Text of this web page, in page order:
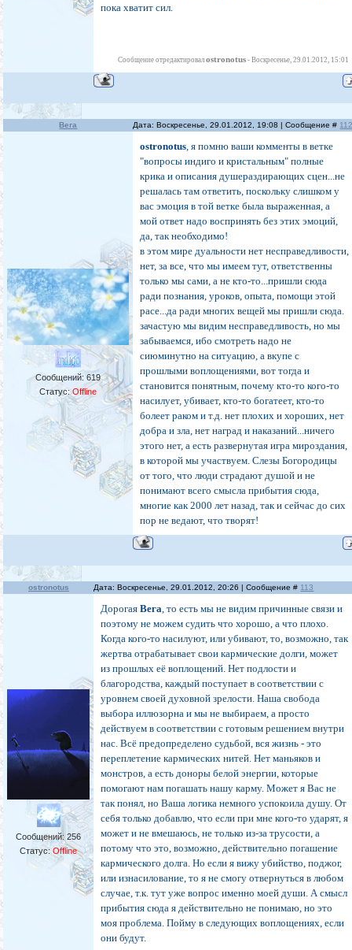
пока хватит сил.
Сообщение отредактировалostronotus -Воскресенье, 29.01.2012, 15:01
Вега Дата: Воскресенье, 29.01.2012, 19:08 | Сообщение #
Сообщений:619
Статус:Offline
ostronotus, я помню ваши комменты в ветке
"вопросы индиго и кристальным" полные
крика и описания душераздирающих сцен...не
решалась там ответить, поскольку слишком у
вас эмоция в той ветке была выраженная, а
мой ответ надо воспринять без этих эмоций,
да, так необходимо!
в этом мире дуальности нет несправедливости,
нет, за все, что мы имеем тут, ответственны
только мы сами, а не кто-то...пришли сюда
ради познания, уроков, опыта, помощи этой
расе...да ради многих вещей мы пришли сюда.
зачастую мы видим несправедливость, но мы
забываемся, ибо смотреть надо не
сиюминутно на ситуацию, а вкупе с
прошлыми воплощениями, вот тогда и
становится понятным, почему кто-то кого-то
насилует, убивает, кто-то богатеет, кто-то
болеет раком и т.д. нет плохих и хороших, нет
добра и зла, нет наград и наказаний...ничего
этого нет, а есть развернутая игра мироздания,
в которой мы участвуем. Слезы Богородицы
от того, что люди страдают душой и не
понимают всего смысла прибытия сюда,
многие как 2000 лет назад, так и сейчас до сих
пор не ведают, что творят!
ostronotus Дата: Воскресенье, 29.01.2012, 20:26 | Сообщение # 113
Сообщений:256
Статус:Offline
ДорогаяВега, то есть мы не видим причинные связи и
поэтому не можем судить что хорошо, а что плохо.
Когда кого-то насилуют, или убивают, то, возможно, так
жертва отрабатывает свои кармические долги, может
из прошлых её воплощений. Нет подлости и
благородства, каждый поступает в соответствии с
уровнем своей духовной зрелости. Наша свобода
выбора иллюзорна и мы не выбираем, а просто
действуем в соответствии с готовым решением внутри
нас. Всё предопределено судьбой, вся жизнь - это
переплетение кармических нитей. Нет маньяков и
монстров, а есть доноры белой энергии, которые
помогают нам погашать нашу карму. Может я Вас не
так понял, но Ваша логика немного успокоила душу. От
себя только добавлю, что если при мне кого-то ударят, я
может и не вмешаюсь, не только из-за трусости, а
потому что это, возможно, действительно погашение
кармического долга. Но если я вижу убийство, поджог,
или изнасилование, то я не смогу отвернуться в любом
случае, т.к. тут уже вопрос именно моей души. А смысл
прибытия сюда я действительно не понимаю, но это
моя проблема. Пойму в следующих воплощениях, если
они будут.